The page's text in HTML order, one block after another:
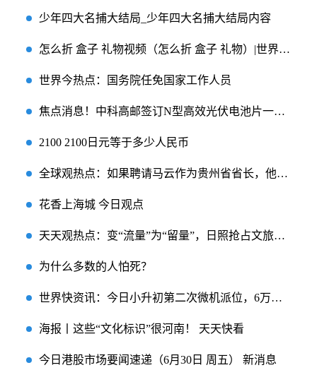
少年四大名捕大结局_少年四大名捕大结局内容
怎么折 盒子 礼物视频（怎么折 盒子 礼物）|世界球精选
世界今热点：国务院任免国家工作人员
焦点消息！中科高邮签订N型高效光伏电池片一期项目设备购销合同书
2100 2100日元等于多少人民币
全球观热点：如果聘请马云作为贵州省省长，他会不会利用个人财富化解债务呢？
花香上海城 今日观点
天天观热点：变“流量”为“留量”，日照抢占文旅发展“新赛道”
为什么多数的人怕死？
世界快资讯：今日小升初第二次微机派位，6万多小学毕业生参与派位
海报丨这些“文化标识”很河南！ 天天快看
今日港股市场要闻速递（6月30日 周五） 新消息